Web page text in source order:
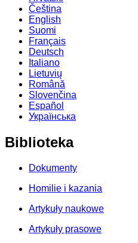
Čeština
English
Suomi
Français
Deutsch
Italiano
Lietuvių
Română
Slovenčina
Español
Українська
Biblioteka
Dokumenty
Homilie i kazania
Artykuły naukowe
Artykuły prasowe